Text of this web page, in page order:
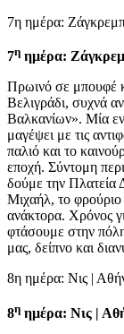
7η ημέρα:
7η ημέρα:
Πρωινό σε μπουφέ
Βελιγράδι, συχνά
Βαλκανίων». Μία
μαγέψει με τις
παλιό και το
εποχή. Σύντομη
δούμε την Πλατεία
Μιχαήλ, το
ανάκτορα. Χρόνος
φτάσουμε στην
μας, δείπνο και
8η ημέρα: Νις |
8η ημέρα: Νις |